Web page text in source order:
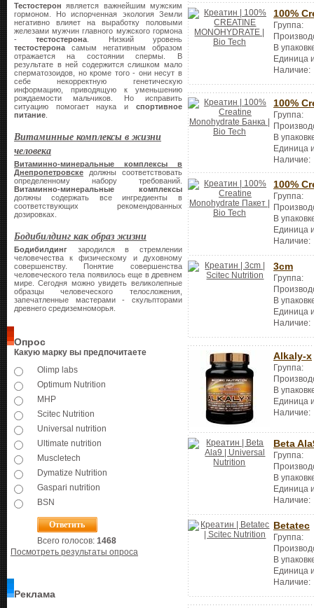
Тестостерон является важнейшим мужским
гормоном. Но испорченная экология Земли
негативно влияет на выработку половыми
железами мужчин главного мужского гормона
-тестостерона . Низкий уровень
тестостерона самым негативным образом
отражается на состоянии спермы. В
результате в ней содержится слишком мало
сперматозоидов, но кроме того - они несут в
себе некорректную генетическую
информацию, приводящую к уменьшению
рождаемости мальчиков. Но исправить
ситуацию помогает наука и спортивное
питание
Витаминные комплексы в жизни
человека
Витаминно-минеральные комплексы в
Днепропетровске должны соответствовать
определенному набору требований.
Витаминно-минеральные комплексы
должны содержать все ингредиенты в
соответствующих рекомендованных
дозировках.
Бодибилдинг как образ жизни
Бодибилдинг зародился в стремлении
человечества к физическому и духовному
совершенству. Понятие совершенства
человеческого тела появилось еще в древнем
мире. Сегодня можно увидеть великолепные
образцы человеческого телосложения,
запечатленные мастерами - скульпторами
древнего средиземноморья.
Опрос
Какую марку вы предпочитаете
Olimp labs
Optimum Nutrition
MHP
Scitec Nutrition
Universal nutrition
Ultimate nutrition
Muscletech
Dymatize Nutrition
Gaspari nutrition
BSN
Всего голосов: 1468
Посмотреть результаты опроса
Реклама
100%
Группа:
В
Единица
Наличие:
100%
Группа:
В
Единица
Наличие:
100%
Группа:
В
Единица
Наличие:
3cm
Группа:
В
Единица
Наличие:
Alkaly-x
Группа:
В
Единица
Наличие:
Beta
Группа:
В
Единица
Наличие:
Betatec
Группа:
В
Единица
Наличие: